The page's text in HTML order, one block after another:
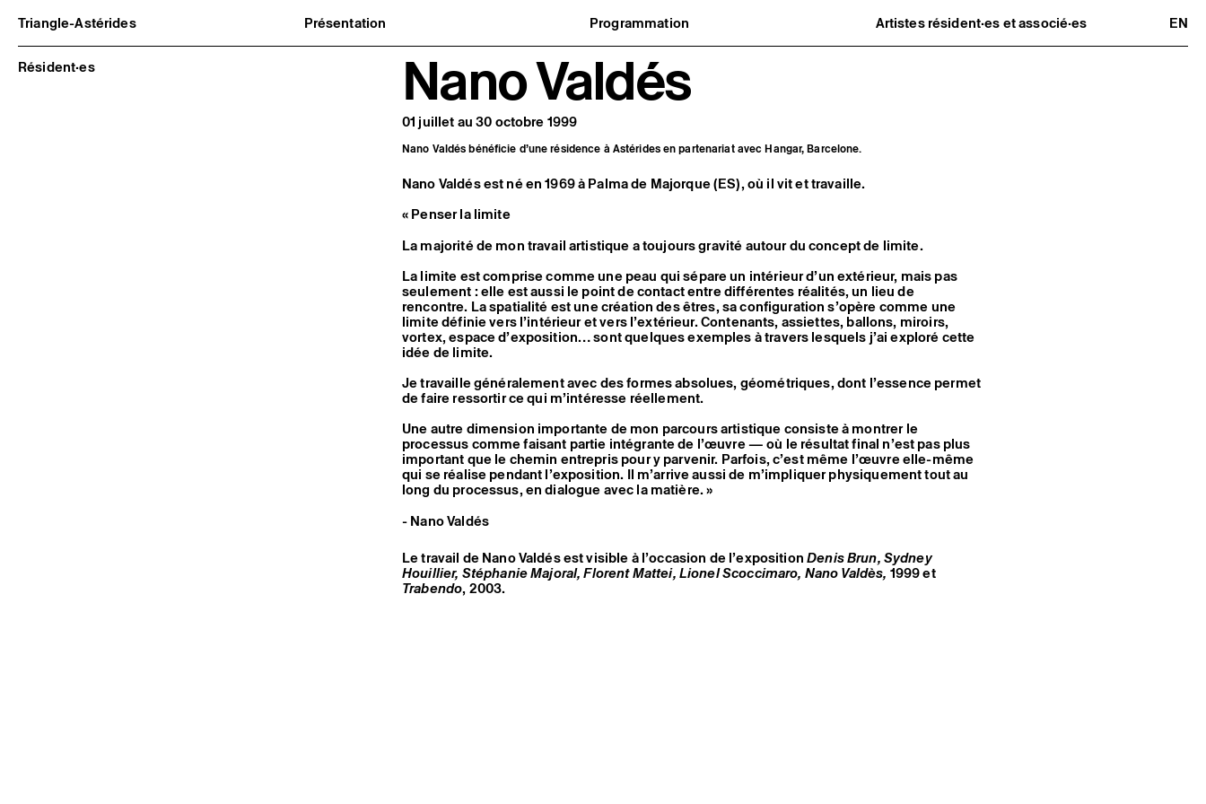
Triangle-Astérides Présentation Programmation Artistes résident·es et associé·es
EN
Centre d’art contemporain
d’intérêt national
et résidence internationale d'artistes
À propos
Équipe et gouvernance
Partenaires et réseaux
Formation professionnelle
Adhérer / nous soutenir
Rapports d'activité
Informations pratiques
Agenda : en cours et à venir
Expositions
Événements
Programmation éditoriale
Médiation
Résident·es
Résident·es Nano Valdés
01 juillet au 30 octobre 1999
Nano Valdés bénéficie d’une résidence à Astérides en partenariat avec Hangar, Barcelone.
Nano Valdés est né en 1969 à Palma de Majorque (ES), où il vit et travaille.
« Penser la limite
La majorité de mon travail artistique a toujours gravité autour du concept de limite.
La limite est comprise comme une peau qui sépare un intérieur d’un extérieur, mais pas
seulement : elle est aussi le point de contact entre différentes réalités, un lieu de
rencontre. La spatialité est une création des êtres, sa configuration s’opère comme une
limite définie vers l’intérieur et vers l’extérieur. Contenants, assiettes, ballons, miroirs,
vortex, espace d’exposition… sont quelques exemples à travers lesquels j’ai exploré cette
idée de limite.
Je travaille généralement avec des formes absolues, géométriques, dont l’essence permet
de faire ressortir ce qui m’intéresse réellement.
Une autre dimension importante de mon parcours artistique consiste à montrer le
processus comme faisant partie intégrante de l’œuvre — où le résultat final n’est pas plus
important que le chemin entrepris pour y parvenir. Parfois, c’est même l’œuvre elle-même
qui se réalise pendant l’exposition. Il m’arrive aussi de m’impliquer physiquement tout au
long du processus, en dialogue avec la matière. »
- Nano Valdés
Le travail de Nano Valdés est visible à l’occasion de l’expositionDenis Brun, Sydney
Houillier, Stéphanie Majoral, Florent Mattei, Lionel Scoccimaro, Nano Valdès, 1999 et
Trabendo, 2003.